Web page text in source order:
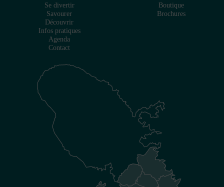
Se divertir
Savourer
Découvrir
Infos pratiques
Agenda
Contact
Boutique
Brochures